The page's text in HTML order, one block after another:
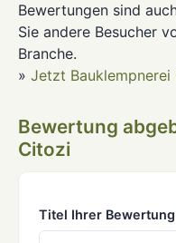
Bewertungen sind
Sie andere Besucher
Branche.
» Jetzt
Bewertung
Citozi
Titel Ihrer